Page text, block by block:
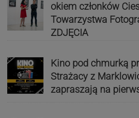
okiem członków
Towarzystwa
ZDJĘCIA
Kino pod chmurką
Strażacy z
zapraszają na